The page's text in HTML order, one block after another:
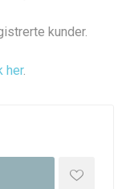
kunder.
her.